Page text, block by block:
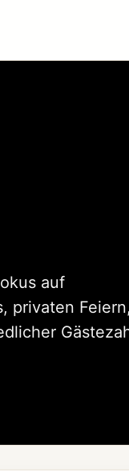
auf
privaten Feiern,